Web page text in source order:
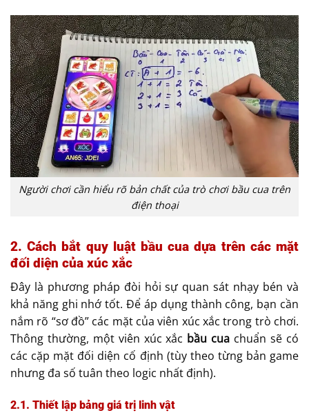
Người chơi cần hiểu rõ bản chất của trò chơi bầu cua trên
điện thoại
2. Cách bắt quy luật bầu cua dựa trên các mặt
đối diện của xúc xắc
Đây là phương pháp đòi hỏi sự quan sát nhạy bén và
khả năng ghi nhớ tốt. Để áp dụng thành công, bạn cần
nắm rõ “sơ đồ” các mặt của viên xúc xắc trong trò chơi.
Thông thường, một viên xúc xắc bầu cua chuẩn sẽ có
các cặp mặt đối diện cố định (tùy theo từng bản game
nhưng đa số tuân theo logic nhất định).
2.1. Thiết lập bảng giá trị linh vật